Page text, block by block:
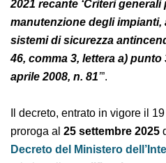
2021 recante ‘Criteri
manutenzione degli
sistemi di sicurezza
dell'articolo 46, comma 3,
del decreto legislativo 9
Il decreto, entrato in vigore il
prevede la proroga al25
dell'attuazione dell'art. 4 del